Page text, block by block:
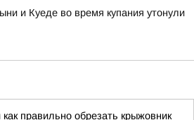
и Куеде во время купания утонули
как правильно обрезать крыжовник